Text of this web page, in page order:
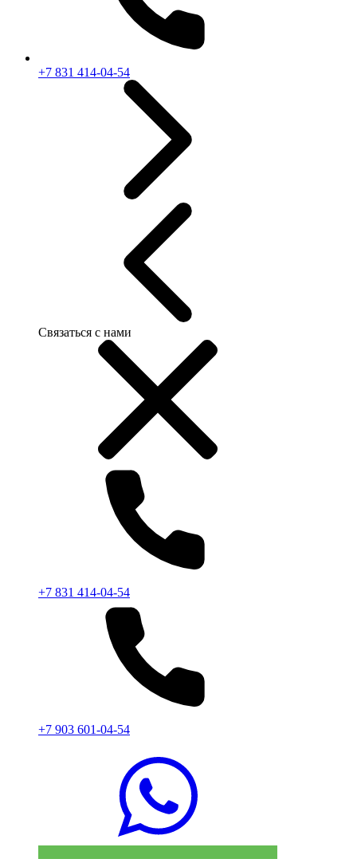
+7 831 414-04-54
Связаться с нами
+7 831 414-04-54
+7 903 601-04-54